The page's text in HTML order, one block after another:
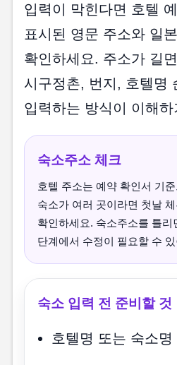
입력이 막힌다면 호텔
표시된 영문 주소와 일
확인하세요. 주소가 길
시구정촌, 번지, 호텔명
입력하는 방식이 이해
숙소주소 체크
호텔 주소는 예약 확인서 기
숙소가 여러 곳이라면 첫날
확인하세요. 숙소주소를 틀리
단계에서 수정이 필요할 수
숙소 입력 전 준비할 것
호텔명 또는 숙소명